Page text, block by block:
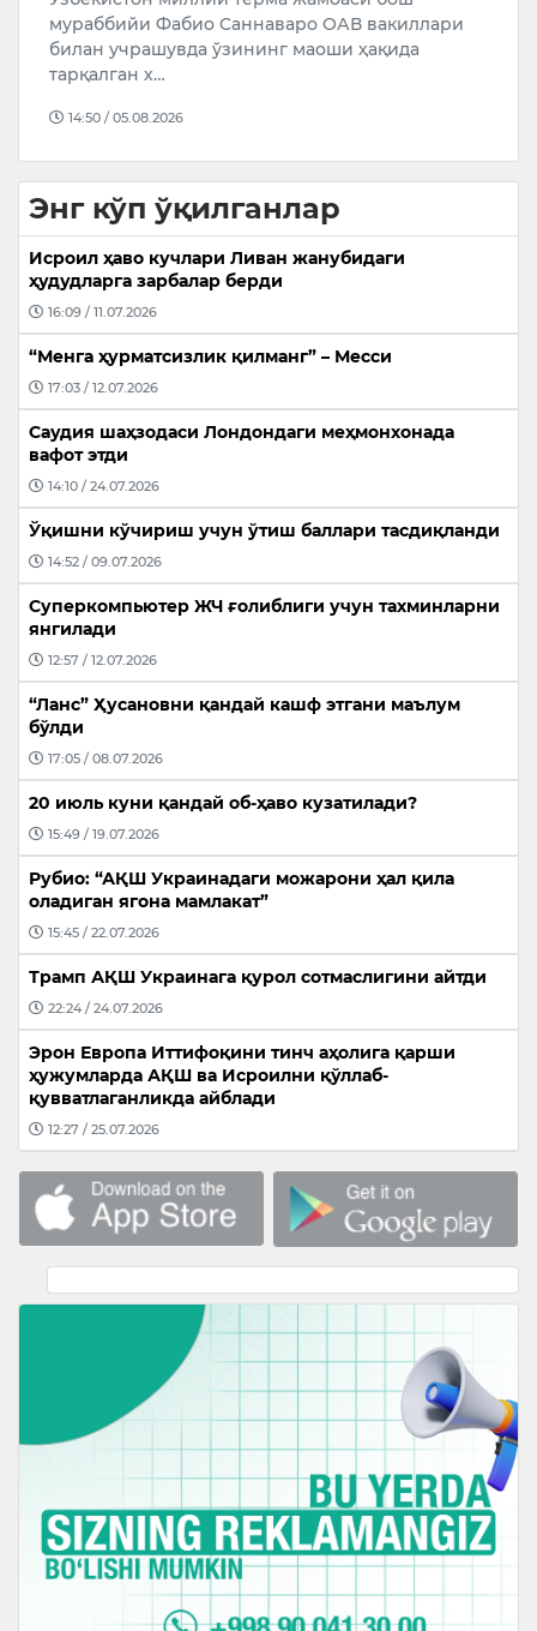
Ўзбекистонда чорвачилик тармоғини
ривожлантириш мақсадида 2026–2028 йилларда
463 миллион доллар миқдорида маблағ
Энг кўп ўқилганлар
Исроил ҳаво кучлари Ливан жанубидаги
ҳудудларга зарбалар берди
16:09 / 11.07.2026
“Менга ҳурматсизлик қилманг” – Месси
17:03 / 12.07.2026
Саудия шаҳзодаси Лондондаги меҳмонхонада
вафот этди
14:10 / 24.07.2026
Ўқишни кўчириш учун ўтиш баллари тасдиқланди
14:52 / 09.07.2026
Суперкомпьютер ЖЧ ғолиблиги учун тахминларни
янгилади
12:57 / 12.07.2026
“Ланс” Ҳусановни қандай кашф этгани маълум
бўлди
17:05 / 08.07.2026
20 июль куни қандай об-ҳаво кузатилади?
15:49 / 19.07.2026
Рубио: “АҚШ Украинадаги можарони ҳал қила
оладиган ягона мамлакат”
15:45 / 22.07.2026
Трамп АҚШ Украинага қурол сотмаслигини айтди
22:24 / 24.07.2026
Эрон Европа Иттифоқини тинч аҳолига қарши
ҳужумларда АҚШ ва Исроилни қўллаб-
қувватлаганликда айблади
12:27 / 25.07.2026